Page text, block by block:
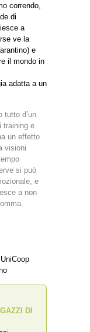
correndo,
di
a
ve la
e
il mondo in
adatta a un
tutto d’un
training e
un effetto
visioni
si può
e
a non
DI